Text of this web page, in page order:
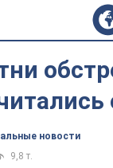
новости
9,8 т.